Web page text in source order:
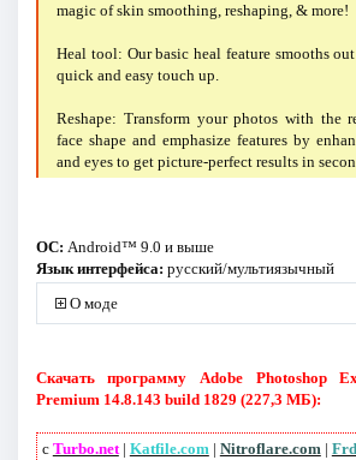
magic of skin smoothing, reshaping, & more!
Heal tool: Our basic heal feature smooths
quick and easy touch up.
Reshape: Transform your photos with the
face shape and emphasize features by
and eyes to get picture-perfect results in
ОС: Android™ 9.0 и выше
Язык интерфейса: русский/мультиязычный
О моде
Скачать программу Adobe Photoshop
Premium 14.8.143 build 1829 (227,3 МБ):
с Turbo.net| Katfile.com| Nitroflare.com|